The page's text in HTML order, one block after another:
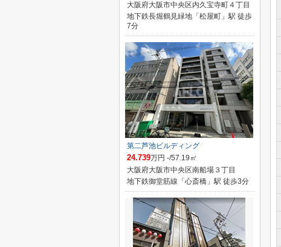
大阪府大阪市中央区内久宝寺町４丁目
地下鉄長堀鶴見緑地「松屋町」駅 徒歩
7分
第二芦池ビルディング
24.739万円 -/57.19㎡
大阪府大阪市中央区南船場３丁目
地下鉄御堂筋線「心斎橋」駅 徒歩3分